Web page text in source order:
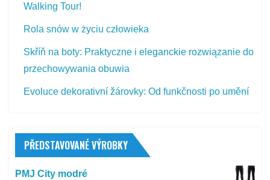
Walking Tour!
Rola snów w życiu człowieka
Skříň na boty: Praktyczne i eleganckie rozwiązanie do
przechowywania obuwia
Evoluce dekorativní žárovky: Od funkčnosti po umění
PŘEDSTAVOVANÉ VÝROBKY
PMJ City modré